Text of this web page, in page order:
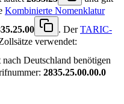
Kombinierte Nomenklatur
. DerTARIC-
verwendet:
Deutschland benötigen
2835.25.00.00.0